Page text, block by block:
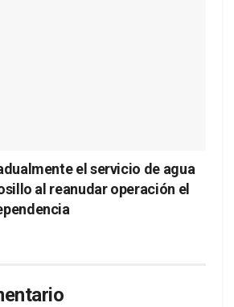
el servicio de agua
al reanudar operación el